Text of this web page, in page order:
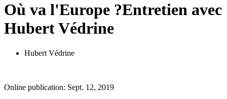
Où va l'Europe ?Entretien avec
Hubert Védrine
Hubert Védrine
Online publication: Sept. 12, 2019